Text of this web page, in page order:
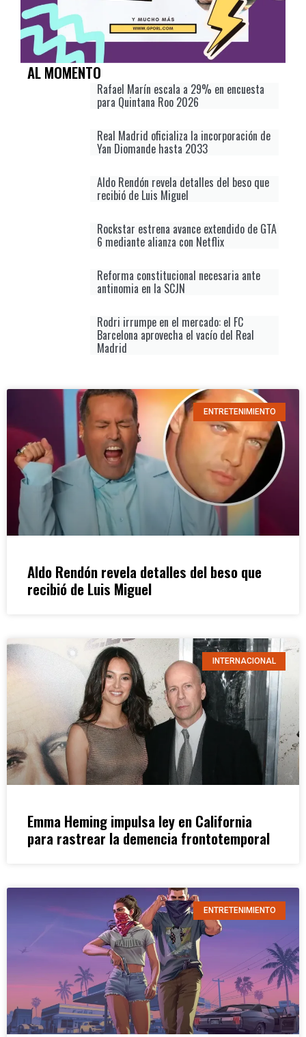
AL MOMENTO
Rafael Marín escala a 29% en encuesta
para Quintana Roo 2026
Real Madrid oficializa la incorporación de
Yan Diomande hasta 2033
Aldo Rendón revela detalles del beso que
recibió de Luis Miguel
Rockstar estrena avance extendido de GTA
6 mediante alianza con Netflix
Reforma constitucional necesaria ante
antinomia en la SCJN
Rodri irrumpe en el mercado: el FC
Barcelona aprovecha el vacío del Real
Madrid
ENTRETENIMIENTO
Aldo Rendón revela detalles del beso que
recibió de Luis Miguel
INTERNACIONAL
Emma Heming impulsa ley en California
para rastrear la demencia frontotemporal
ENTRETENIMIENTO